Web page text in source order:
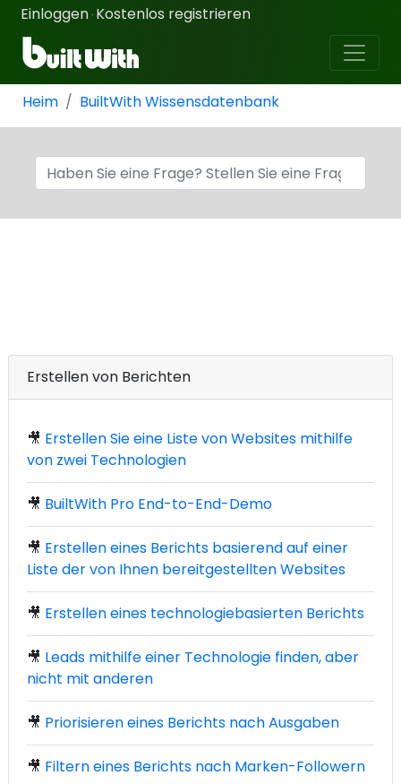
Einloggen · Kostenlos registrieren
Heim BuiltWith Wissensdatenbank
Erstellen von Berichten
🎥 Erstellen Sie eine Liste von Websites mithilfe
von zwei Technologien
🎥 BuiltWith Pro End-to-End-Demo
🎥 Erstellen eines Berichts basierend auf einer
Liste der von Ihnen bereitgestellten Websites
🎥 Erstellen eines technologiebasierten Berichts
🎥 Leads mithilfe einer Technologie finden, aber
nicht mit anderen
🎥 Priorisieren eines Berichts nach Ausgaben
🎥 Filtern eines Berichts nach Marken-Followern